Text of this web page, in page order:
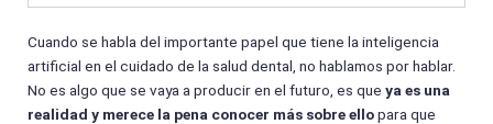
Cuando se habla del importante papel que tiene la inteligencia
artificial en el cuidado de la salud dental, no hablamos por hablar.
No es algo que se vaya a producir en el futuro, es que ya es una
realidad y merece la pena conocer más sobre ellopara que